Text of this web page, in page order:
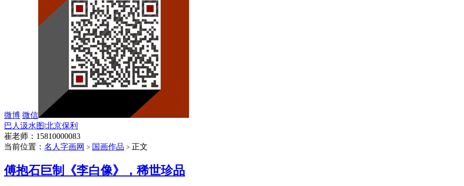
微博 微信
巴人汲水图|北京保利
崔老师：15810000083
当前位置： 名人字画网 > 国画作品 > 正文
傅抱石巨制《李白像》，稀世珍品